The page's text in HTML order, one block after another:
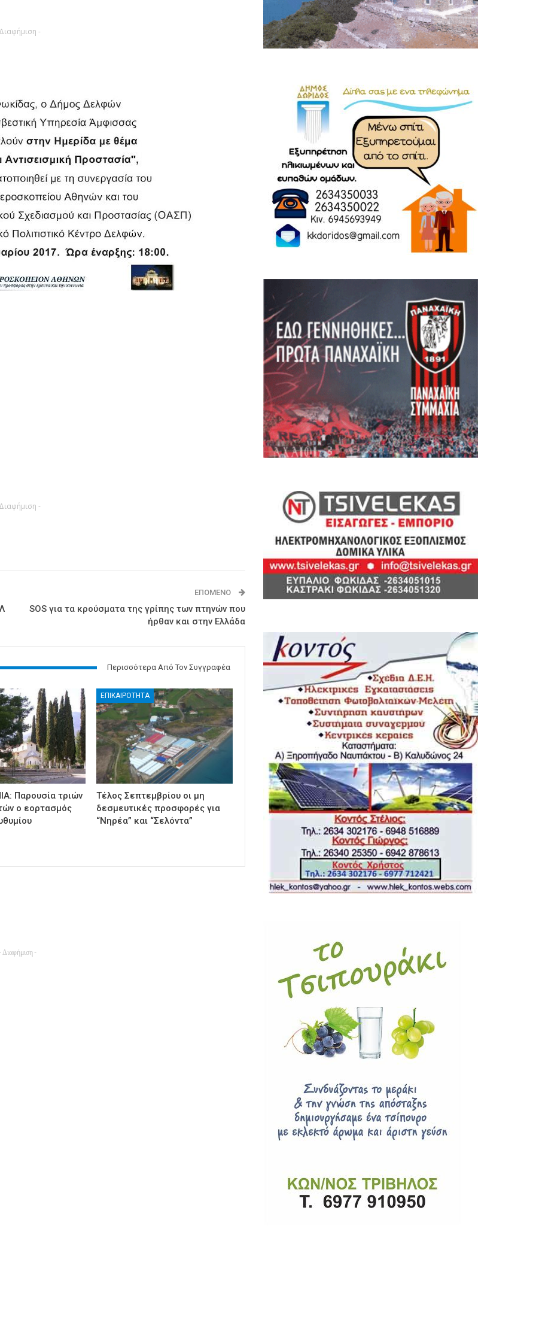
-
-
ΕΠΌΜΕΝΟ
SOS για τα κρούσματα της γρίπης των πτηνών που
ήρθαν και στην Ελλάδα
Περισσότερα Από Τον Συγγραφέα
Παρουσία τριών
ο εορτασμός
ΕΠΙΚΑΙΡΟΤΗΤΑ
Τέλος Σεπτεμβρίου οι μη
δεσμευτικές προσφορές για
“Νηρέα” και “Σελόντα”
Διαφήμιση -